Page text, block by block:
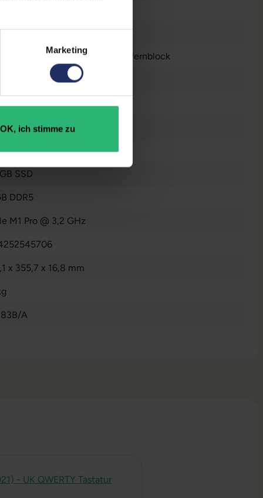
Marketing
OK, ich stimme zu
x 2234
(QWERTY) ohne Ziffernblock
M1 Pro 16‑Core GPU
SSD
DDR5
M1 Pro @ 3,2 GHz
x 355,7 x 16,8 mm
A